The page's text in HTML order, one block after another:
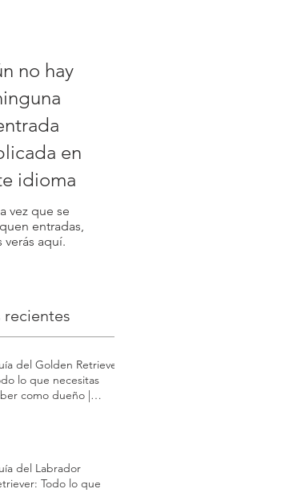
no hay
en
idioma
vez que se
entradas,
verás aquí.
recientes
del Golden Retriever:
lo que necesitas
como dueño |
del Labrador
Todo lo que